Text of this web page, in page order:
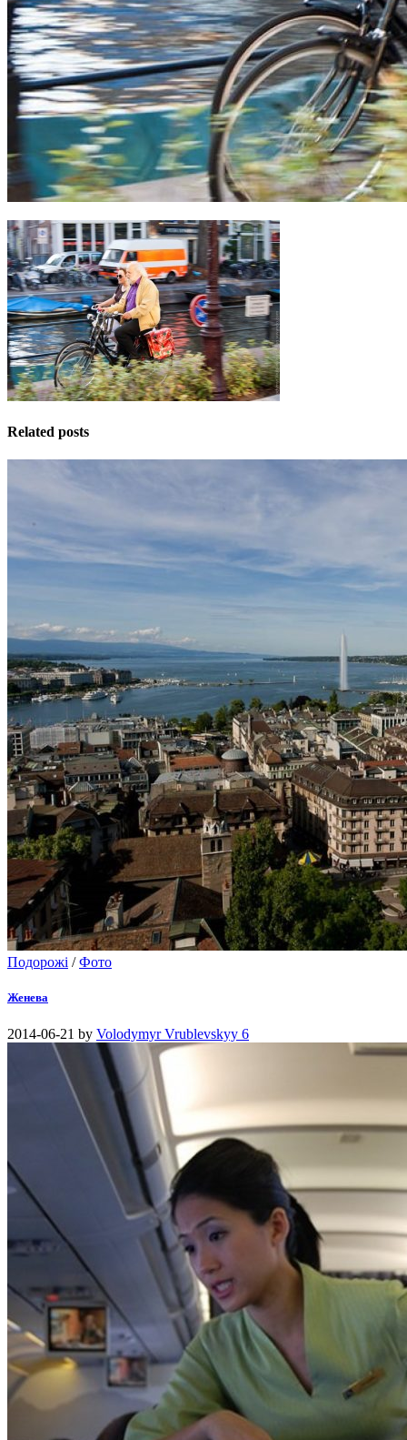
Related posts
Подорожі /Фото
Женева
2014-06-21 by Volodymyr Vrublevskyy 6